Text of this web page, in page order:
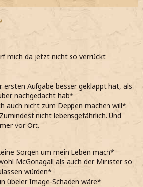
mich da jetzt nicht so verrückt
ersten Aufgabe besser geklappt hat, als
nachgedacht hab*
auch nicht zum Deppen machen will*
nicht lebensgefährlich. Und
vor Ort.
Sorgen um mein Leben mach*
McGonagall als auch der Minister so
würden*
übeler Image-Schaden wäre*